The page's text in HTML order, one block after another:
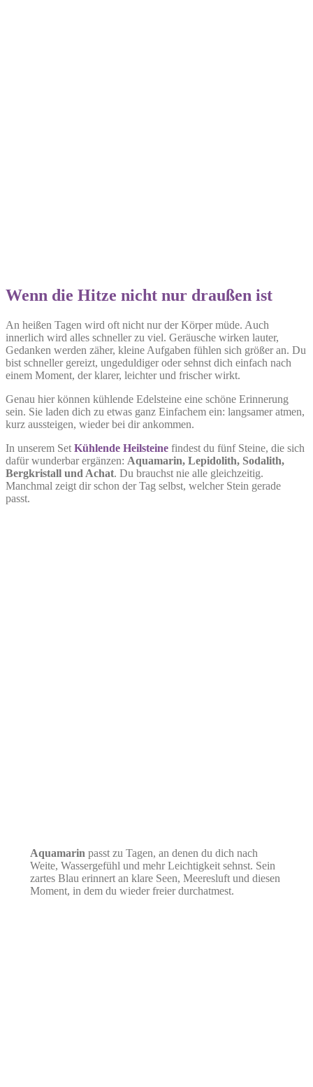
Wenn die Hitze nicht nur draußen ist
An heißen Tagen wird oft nicht nur der Körper müde. Auch
innerlich wird alles schneller zu viel. Geräusche wirken lauter,
Gedanken werden zäher, kleine Aufgaben fühlen sich größer an. Du
bist schneller gereizt, ungeduldiger oder sehnst dich einfach nach
einem Moment, der klarer, leichter und frischer wirkt.
Genau hier können kühlende Edelsteine eine schöne Erinnerung
sein. Sie laden dich zu etwas ganz Einfachem ein: langsamer atmen,
kurz aussteigen, wieder bei dir ankommen.
In unserem Set Kühlende Heilsteine findest du fünf Steine, die sich
dafür wunderbar ergänzen: Aquamarin, Lepidolith, Sodalith,
Bergkristall und Achat. Du brauchst nie alle gleichzeitig.
Manchmal zeigt dir schon der Tag selbst, welcher Stein gerade
passt.
Aquamarin passt zu Tagen, an denen du dich nach
Weite, Wassergefühl und mehr Leichtigkeit sehnst. Sein
zartes Blau erinnert an klare Seen, Meeresluft und diesen
Moment, in dem du wieder freier durchatmest.